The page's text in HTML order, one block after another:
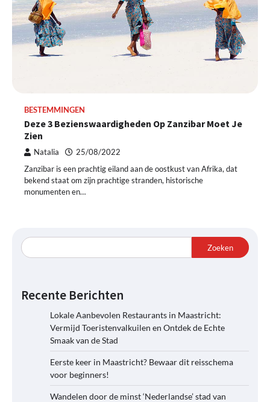
BESTEMMINGEN
Deze 3 Bezienswaardigheden Op Zanzibar Moet Je
Zien
Natalia 25/08/2022
Zanzibar is een prachtig eiland aan de oostkust van Afrika, dat
bekend staat om zijn prachtige stranden, historische
monumenten en…
Zoeken
Recente Berichten
Lokale Aanbevolen Restaurants in Maastricht:
Vermijd Toeristenvalkuilen en Ontdek de Echte
Smaak van de Stad
Eerste keer in Maastricht? Bewaar dit reisschema
voor beginners!
Wandelen door de minst ‘Nederlandse’ stad van